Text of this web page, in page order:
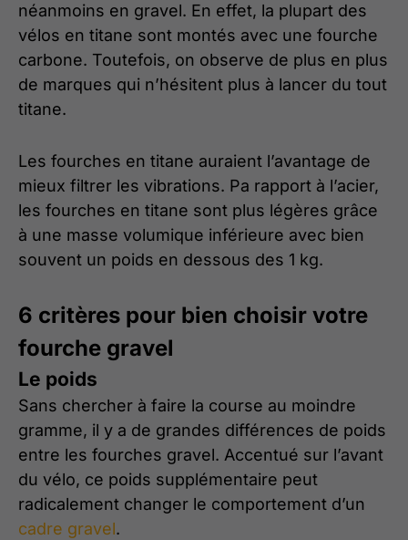
néanmoins en gravel. En effet, la plupart des
vélos en titane sont montés avec une fourche
carbone. Toutefois, on observe de plus en plus
de marques qui n’hésitent plus à lancer du tout
titane.
Les fourches en titane auraient l’avantage de
mieux filtrer les vibrations. Pa rapport à l’acier,
les fourches en titane sont plus légères grâce
à une masse volumique inférieure avec bien
souvent un poids en dessous des 1 kg.
6 critères pour bien choisir votre
fourche gravel
Le poids
Sans chercher à faire la course au moindre
gramme, il y a de grandes différences de poids
entre les fourches gravel. Accentué sur l’avant
du vélo, ce poids supplémentaire peut
radicalement changer le comportement d’un
cadre gravel.